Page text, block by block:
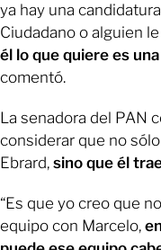
ya hay una
Ciudadano o alguien
él lo que quiere es
comentó.
La senadora del PAN
considerar que no
Ebrard, sino que él
“Es que yo creo que
equipo con Marcelo,